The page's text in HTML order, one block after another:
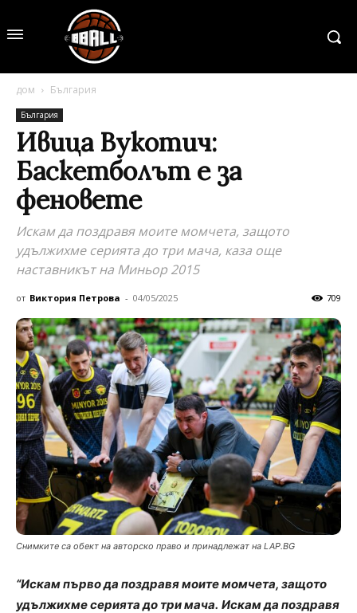
дом България
България
Ивица Вукотич:
Баскетболът е за
феновете
Искам да поздравя моите момчета, защото
удължихме серията до три мача, каза още
наставникът на Миньор 2015
от Виктория Петрова - 04/05/2025 709
Снимките са обект на авторско право и принадлежат на LAP.BG
“Искам първо да поздравя моите момчета, защото
удължихме серията до три мача. Искам да поздравя